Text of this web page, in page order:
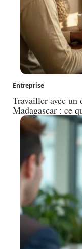
Entreprise
Travailler avec un
Madagascar : ce